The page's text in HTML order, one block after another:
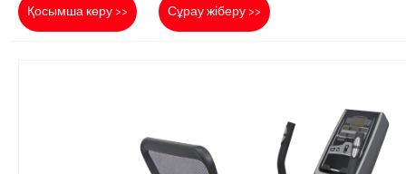
Қосымша көру >> Сұрау жіберу >>